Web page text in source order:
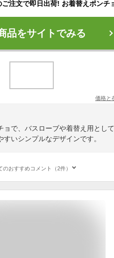
品をサイトでみる
価格と
ョで、バスローブや着替え用とし
いシンプルなデザインです。
のおすすめコメント（2件）